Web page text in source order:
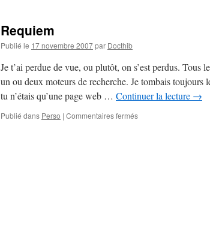
et
mauvais
exemple
Requiem
Publié le 17 novembre 2007par Docthib
Je t’ai perdue de vue, ou plutôt, on s’est perdus.
un ou deux moteurs de recherche. Je tombais toujours
tu n’étais qu’une page web … Continuer la lecture →
Publié dans Perso | Commentaires ferméssur